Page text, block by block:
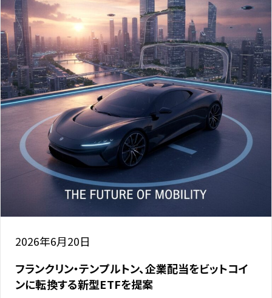
2026年6月20日
フランクリン・テンプルトン、企業配当をビットコイ
ンに転換する新型ETFを提案